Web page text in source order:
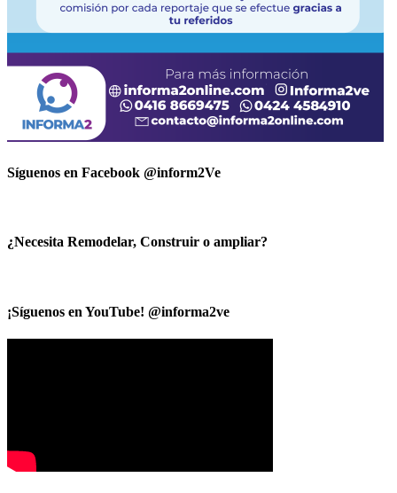
Síguenos en Facebook @inform2Ve
¿Necesita Remodelar, Construir o ampliar?
¡Síguenos en YouTube! @informa2ve